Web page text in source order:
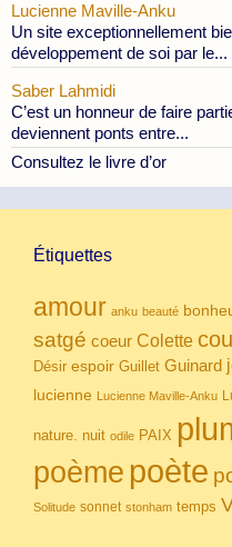
Lucienne Maville-Anku
Un site exceptionnellement
développement de soi par le...
Saber Lahmidi
C’est un honneur de faire
deviennent ponts entre...
Consultez le livre d’or
Étiquettes
amour anku beauté
satgé coeur Colette
Désir espoir Guillet Guinard
lucienne Lucienne Maville-Anku
nature. nuit odile PAIX
poème poète
Solitude sonnet stonham temps